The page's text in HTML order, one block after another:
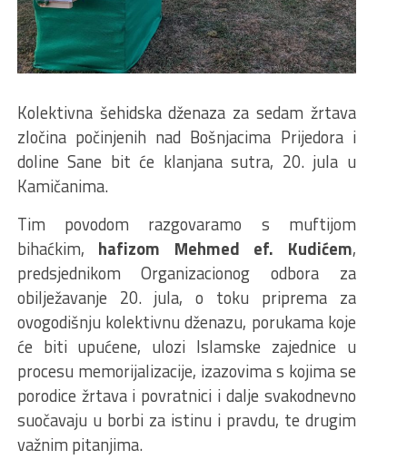
Kolektivna šehidska dženaza za sedam žrtava
zločina počinjenih nad Bošnjacima Prijedora i
doline Sane bit će klanjana sutra, 20. jula u
Kamičanima.
Tim povodom razgovaramo s muftijom
bihaćkim, hafizom Mehmed ef. Kudićem,
predsjednikom Organizacionog odbora za
obilježavanje 20. jula, o toku priprema za
ovogodišnju kolektivnu dženazu, porukama koje
će biti upućene, ulozi Islamske zajednice u
procesu memorijalizacije, izazovima s kojima se
porodice žrtava i povratnici i dalje svakodnevno
suočavaju u borbi za istinu i pravdu, te drugim
važnim pitanjima.